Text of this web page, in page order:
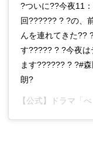
?ついに??今夜11
回?????? ? ?の、
んを連れてきた??
す????? ? ?今夜は
ます?????? ? ?#
朗?
【公式】ドラマ「